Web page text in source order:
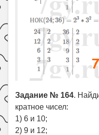
Задание № 164.
кратное чисел:
1) 6 и 10;
2) 9 и 12;